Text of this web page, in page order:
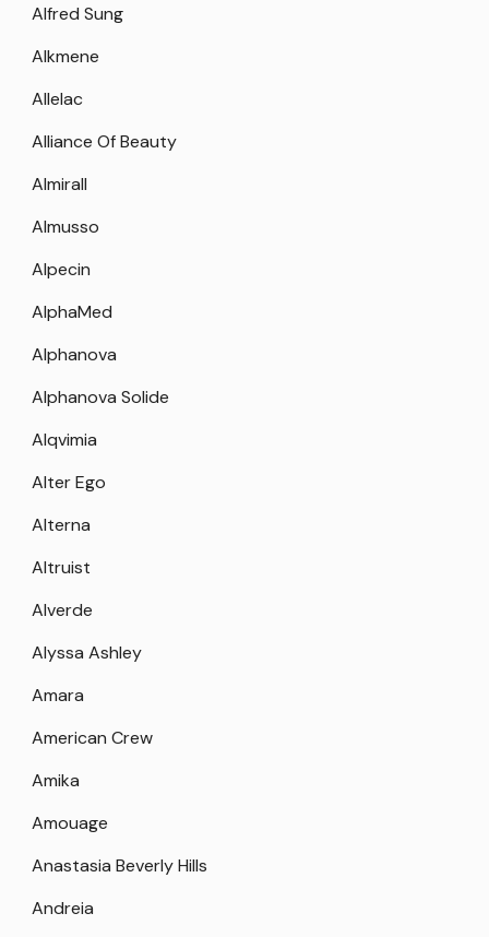
Alfred Sung
Alkmene
Allelac
Alliance Of Beauty
Almirall
Almusso
Alpecin
AlphaMed
Alphanova
Alphanova Solide
Alqvimia
Alter Ego
Alterna
Altruist
Alverde
Alyssa Ashley
Amara
American Crew
Amika
Amouage
Anastasia Beverly Hills
Andreia